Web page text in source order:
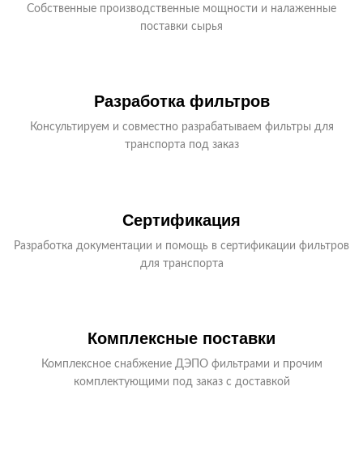
Собственные производственные мощности и налаженные
поставки сырья
Разработка фильтров
Консультируем и совместно разрабатываем фильтры для
транспорта под заказ
Сертификация
Разработка документации и помощь в сертификации фильтров
для транспорта
Комплексные поставки
Комплексное снабжение ДЭПО фильтрами и прочим
комплектующими под заказ с доставкой